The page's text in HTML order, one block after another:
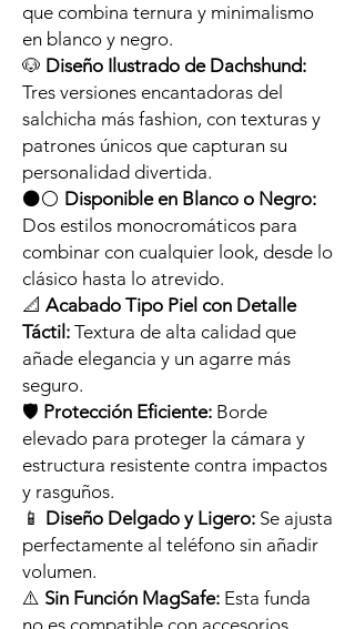
que combina ternura y minimalismo
en blanco y negro.
🐶 Diseño Ilustrado de Dachshund:
Tres versiones encantadoras del
salchicha más fashion, con texturas y
patrones únicos que capturan su
personalidad divertida.
⚫⚪ Disponible en Blanco o Negro:
Dos estilos monocromáticos para
combinar con cualquier look, desde lo
clásico hasta lo atrevido.
📐 Acabado Tipo Piel con Detalle
Táctil: Textura de alta calidad que
añade elegancia y un agarre más
seguro.
🛡️ Protección Eficiente: Borde
elevado para proteger la cámara y
estructura resistente contra impactos
y rasguños.
📱 Diseño Delgado y Ligero: Se ajusta
perfectamente al teléfono sin añadir
volumen.
⚠️ Sin Función MagSafe: Esta funda